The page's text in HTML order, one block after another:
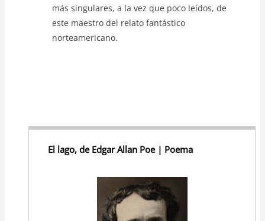
más singulares, a la vez que poco leídos, de
este maestro del relato fantástico
norteamericano.
El lago, de Edgar Allan Poe | Poema